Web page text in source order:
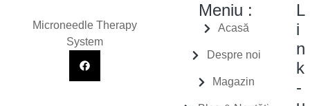
Microneedle Therapy
System
Meniu :
Acasă
Despre noi
Magazin
L
i
n
k
-